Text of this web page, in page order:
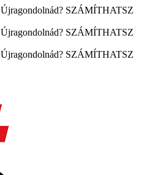
Újragondolnád? SZÁMÍTHATSZ
Újragondolnád? SZÁMÍTHATSZ
Újragondolnád? SZÁMÍTHATSZ